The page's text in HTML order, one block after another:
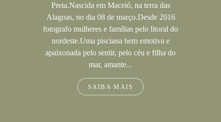
Preta.Nascida em Maceió, na terra das
Alagoas, no dia 08 de março.Desde 2016
fotografo mulheres e famílias pelo litoral do
nordeste.Uma pisciana bem emotiva e
apaixonada pelo sentir, pelo céu e filha do
mar, amante...
SAIBA MAIS